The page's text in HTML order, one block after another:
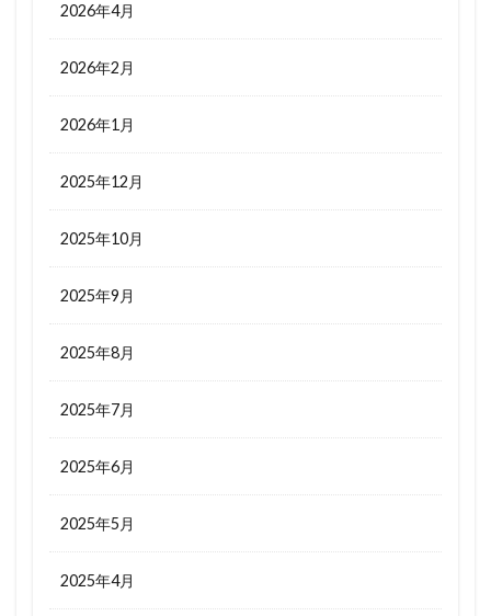
2026年4月
2026年2月
2026年1月
2025年12月
2025年10月
2025年9月
2025年8月
2025年7月
2025年6月
2025年5月
2025年4月